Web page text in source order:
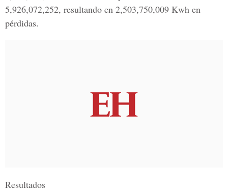
5,926,072,252, resultando en 2,503,750,009 Kwh en
pérdidas.
Resultados